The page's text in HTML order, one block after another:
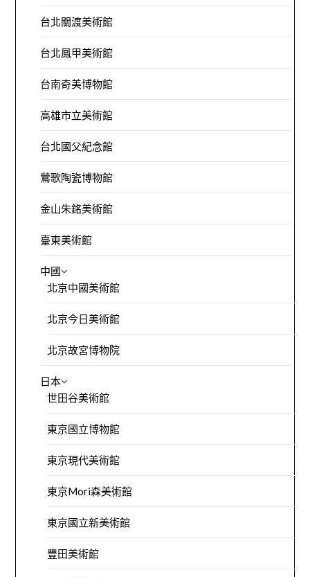
台北關渡美術館
台北鳳甲美術館
台南奇美博物館
高雄市立美術館
台北國父紀念館
鶯歌陶瓷博物館
金山朱銘美術館
臺東美術館
中國
北京中國美術館
北京今日美術館
北京故宮博物院
日本
世田谷美術館
東京國立博物館
東京現代美術館
東京Mori森美術館
東京國立新美術館
豐田美術館